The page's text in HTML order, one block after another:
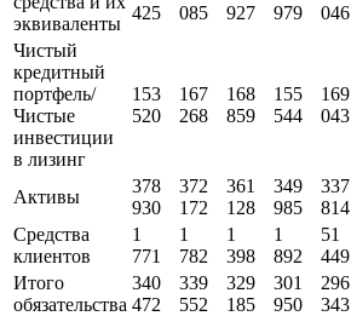
эквиваленты
425
085
927
979
046
Чистый
кредитный
портфель/
Чистые
инвестиции
в лизинг
153
520
167
268
168
859
155
544
169
043
Активы
378
930
372
172
361
128
349
985
337
814
Средства
клиентов
1
771
1
782
1
398
1
892
51
449
Итого
обязательства
340
472
339
552
329
185
301
950
296
343